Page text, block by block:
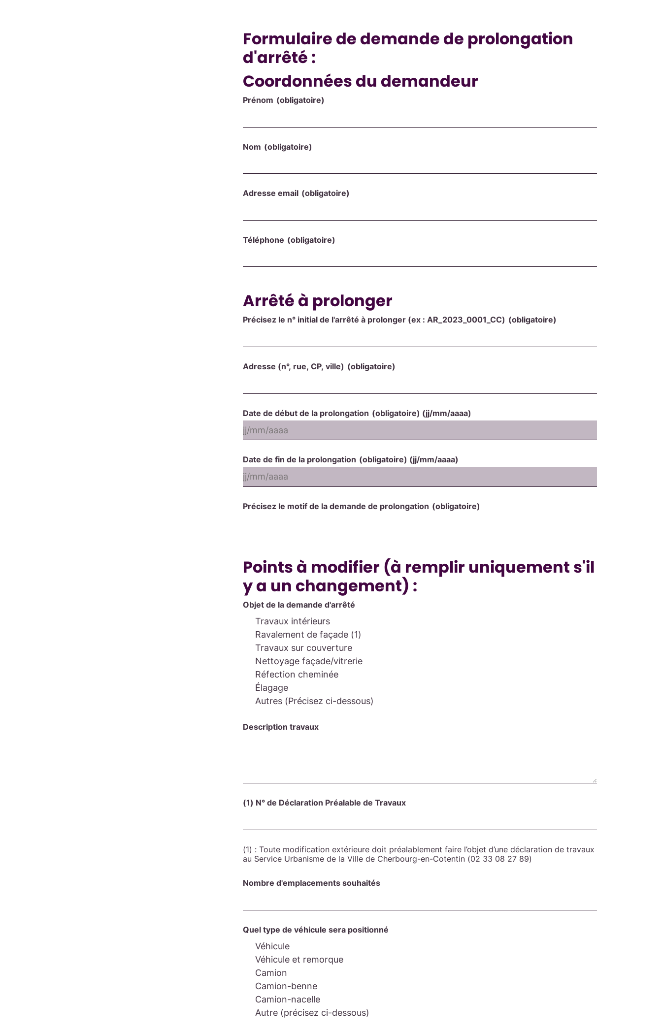
Formulaire de demande de prolongation
d'arrêté :
Coordonnées du demandeur
Prénom (obligatoire)
Nom (obligatoire)
Adresse email (obligatoire)
Téléphone (obligatoire)
Arrêté à prolonger
Précisez le n° initial de l'arrêté à prolonger (ex : AR_2023_0001_CC) (obligatoire)
Adresse (n°, rue, CP, ville) (obligatoire)
Date de début de la prolongation (obligatoire) (jj/mm/aaaa)
Date de fin de la prolongation (obligatoire) (jj/mm/aaaa)
Précisez le motif de la demande de prolongation (obligatoire)
Points à modifier (à remplir uniquement s'il
y a un changement) :
Objet de la demande d'arrêté
Travaux intérieurs
Ravalement de façade (1)
Travaux sur couverture
Nettoyage façade/vitrerie
Réfection cheminée
Élagage
Autres (Précisez ci-dessous)
Description travaux
(1) N° de Déclaration Préalable de Travaux
(1) : Toute modification extérieure doit préalablement faire l’objet d’une déclaration de travaux
au Service Urbanisme de la Ville de Cherbourg-en-Cotentin (02 33 08 27 89)
Nombre d'emplacements souhaités
Quel type de véhicule sera positionné
Véhicule
Véhicule et remorque
Camion
Camion-benne
Camion-nacelle
Autre (précisez ci-dessous)